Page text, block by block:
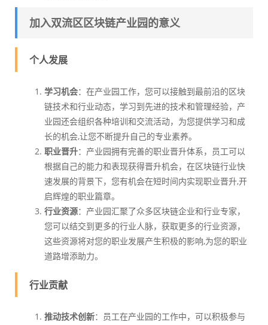
加入双流区区块链产业园的意义
个人发展
学习机会：在产业园工作，您可以接触到最前沿的区块
链技术和行业动态，学习到先进的技术和管理经验，产
业园还会组织各种培训和交流活动，为您提供学习和成
长的机会,让您不断提升自己的专业素养。
职业晋升：产业园拥有完善的职业晋升体系，员工可以
根据自己的能力和表现获得晋升机会，在区块链行业快
速发展的背景下，您有机会在短时间内实现职业晋升,开
启辉煌的职业篇章。
行业资源：产业园汇聚了众多区块链企业和行业专家，
您可以结交到更多的行业人脉，获取更多的行业资源，
这些资源将对您的职业发展产生积极的影响,为您的职业
道路增添助力。
行业贡献
推动技术创新：员工在产业园的工作中，可以积极参与